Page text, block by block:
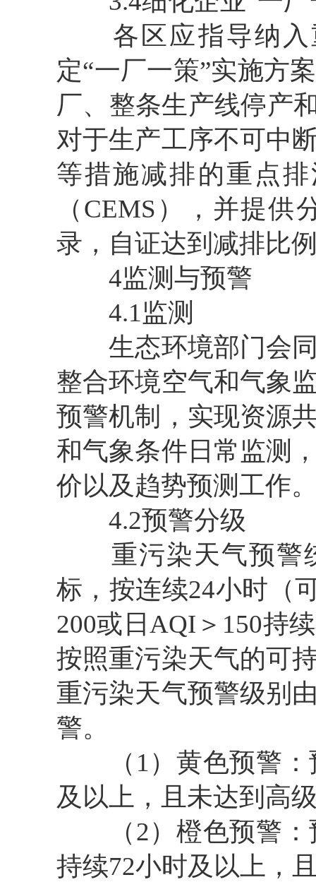
各区应指导纳入
定“一厂一策”实施方
厂、整条生产线停产
对于生产工序不可中
等措施减排的重点
（CEMS），并提
录，自证达到减排比
4监测与预警
4.1监测
生态环境部门会同
整合环境空气和气象
预警机制，实现资源
和气象条件日常监测
价以及趋势预测工作
4.2预警分级
重污染天气预警统
标，按连续24小时（
200或日AQI＞150持
按照重污染天气的可
重污染天气预警级别
警。
（1）黄色预警：
及以上，且未达到高
（2）橙色预警：
持续72小时及以上，